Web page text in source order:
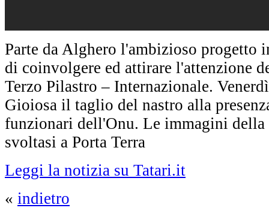
Parte da Alghero l'ambizioso progetto
di coinvolgere ed attirare l'attenzione
Terzo Pilastro – Internazionale.
Gioiosa il taglio del nastro alla
funzionari dell'Onu. Le immagini della
svoltasi a Porta Terra
Leggi la notizia su Tatari.it
« indietro